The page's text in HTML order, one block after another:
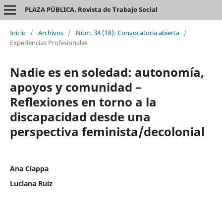
PLAZA PÚBLICA. Revista de Trabajo Social
Inicio / Archivos / Núm. 34 (18): Convocatoria abierta /
Experiencias Profesionales
Nadie es en soledad: autonomía,
apoyos y comunidad –
Reflexiones en torno a la
discapacidad desde una
perspectiva feminista/decolonial
Ana Ciappa
Luciana Ruiz